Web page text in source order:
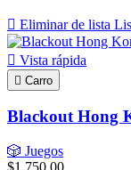
 Eliminar de lista
 Vista rápida
 Carro
Blackout Hong
🎲 Juegos
$1,750.00